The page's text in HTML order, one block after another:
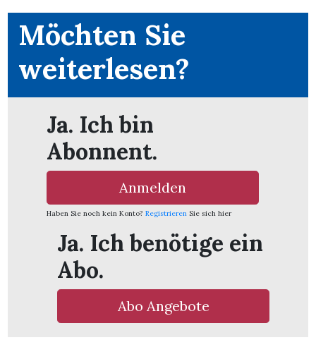
Möchten Sie
weiterlesen?
Ja. Ich bin
Abonnent.
Anmelden
Haben Sie noch kein Konto? Registrieren Sie sich hier
Ja. Ich benötige ein
Abo.
Abo Angebote